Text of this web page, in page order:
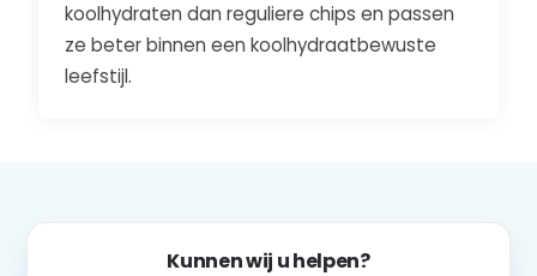
koolhydraten dan reguliere chips en passen
ze beter binnen een koolhydraatbewuste
leefstijl.
Kunnen wij u helpen?